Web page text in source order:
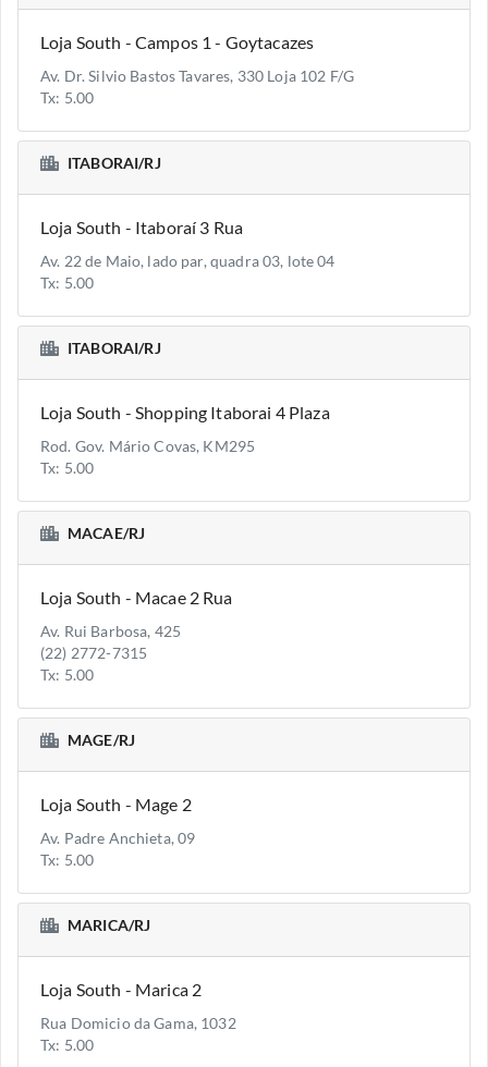
Loja South - Campos 1 - Goytacazes
Av. Dr. Silvio Bastos Tavares, 330 Loja 102 F/G
Tx: 5.00
ITABORAI/RJ
Loja South - Itaboraí 3 Rua
Av. 22 de Maio, lado par, quadra 03, lote 04
Tx: 5.00
ITABORAI/RJ
Loja South - Shopping Itaborai 4 Plaza
Rod. Gov. Mário Covas, KM295
Tx: 5.00
MACAE/RJ
Loja South - Macae 2 Rua
Av. Rui Barbosa, 425
(22) 2772-7315
Tx: 5.00
MAGE/RJ
Loja South - Mage 2
Av. Padre Anchieta, 09
Tx: 5.00
MARICA/RJ
Loja South - Marica 2
Rua Domicio da Gama, 1032
Tx: 5.00